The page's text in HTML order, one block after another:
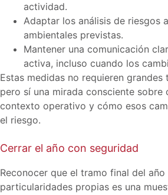
actividad.
Adaptar los análisis de riesgos
ambientales previstas.
Mantener una comunicación
activa, incluso cuando los
Estas medidas no requieren grandes
pero sí una mirada consciente sobre
contexto operativo y cómo esos
el riesgo.
Cerrar el año con seguridad
Reconocer que el tramo final del año
particularidades propias es una